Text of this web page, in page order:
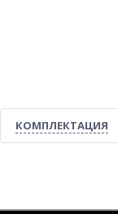
КОМПЛЕКТАЦИЯ